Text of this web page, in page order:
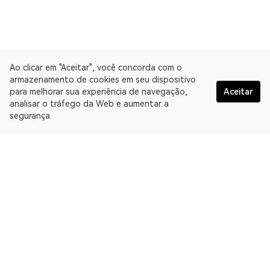
Ao clicar em "Aceitar", você concorda com o
armazenamento de cookies em seu dispositivo
para melhorar sua experiência de navegação,
analisar o tráfego da Web e aumentar a
segurança.
Aceitar